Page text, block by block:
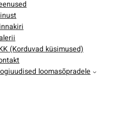
(Korduvad küsimused)
loomasõpradele